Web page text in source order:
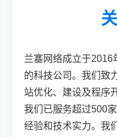
兰塞网络成立于2016
的科技公司。我们致
站优化、建设及程序
我们已服务超过500
经验和技术实力。我